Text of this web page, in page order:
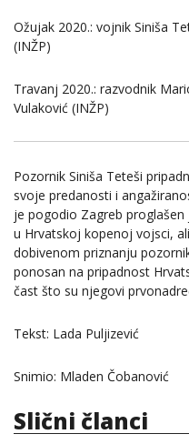
Ožujak 2020.: vojnik Siniša
(INŽP)
Travanj 2020.: razvodnik
Vulaković (INŽP)
Pozornik Siniša Teteši
svoje predanosti i
je pogodio Zagreb
u Hrvatskoj kopenoj vojsci,
dobivenom priznanju
ponosan na pripadnost
čast što su njegovi
Tekst: Lada Puljizević
Snimio: Mladen Čobanović
Slični članci